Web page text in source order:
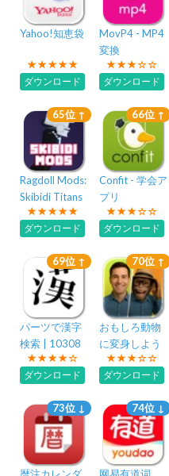
Yahoo!知恵袋
ダウンロード
MovP4 - MP4
変換
ダウンロード
65位 ↑
Ragdoll Mods:
Skibidi Titans
ダウンロード
66位 ↑
Confit - 学会ア
プリ
ダウンロード
69位 ↑
パーツで漢字
検索 | 10308
字、21万単語
ダウンロード
70位 ↑
おもしろ動物
に変身しよう
ダウンロード
73位 ↓ 74位 ↓